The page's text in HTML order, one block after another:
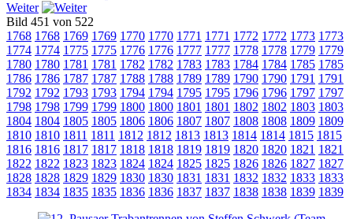
Weiter
Bild 451 von 522
1768 1768 1769 1769 1770 1770 1771 1771 1772 1772 1773 1773
1774 1774 1775 1775 1776 1776 1777 1777 1778 1778 1779 1779
1780 1780 1781 1781 1782 1782 1783 1783 1784 1784 1785 1785
1786 1786 1787 1787 1788 1788 1789 1789 1790 1790 1791 1791
1792 1792 1793 1793 1794 1794 1795 1795 1796 1796 1797 1797
1798 1798 1799 1799 1800 1800 1801 1801 1802 1802 1803 1803
1804 1804 1805 1805 1806 1806 1807 1807 1808 1808 1809 1809
1810 1810 1811 1811 1812 1812 1813 1813 1814 1814 1815 1815
1816 1816 1817 1817 1818 1818 1819 1819 1820 1820 1821 1821
1822 1822 1823 1823 1824 1824 1825 1825 1826 1826 1827 1827
1828 1828 1829 1829 1830 1830 1831 1831 1832 1832 1833 1833
1834 1834 1835 1835 1836 1836 1837 1837 1838 1838 1839 1839